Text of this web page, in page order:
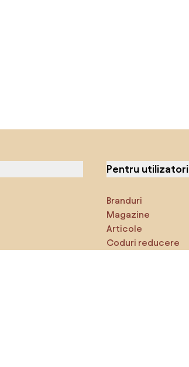
Pentru utilizatori
Branduri
Magazine
Articole
Coduri reducere